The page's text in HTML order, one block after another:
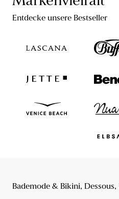
Entdecke unsere Bestseller
Bademode & Bikini,